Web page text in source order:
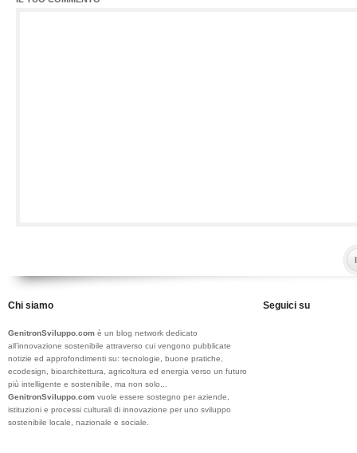
Chi siamo
GenitronSviluppo.com è un blog network dedicato
all’innovazione sostenibile attraverso cui vengono pubblicate
notizie ed approfondimenti su: tecnologie, buone pratiche,
ecodesign, bioarchitettura, agricoltura ed energia verso un futuro
più intelligente e sostenibile, ma non solo...
GenitronSviluppo.com vuole essere sostegno per aziende,
istituzioni e processi culturali di innovazione per uno sviluppo
sostenibile locale, nazionale e sociale.
Seguici su